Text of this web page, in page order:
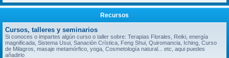
Recursos
Cursos, talleres y seminarios
Si conoces o impartes algún curso o taller sobre: Terapias Florales, Reiki, energía
magnificada, Sistema Usui, Sanación Crística, Feng Shui, Quiromancia, Iching, Curso
de Milagros, masaje metamórfico, yoga, Cosmetología natural... etc, aqui puedes
añadirlo